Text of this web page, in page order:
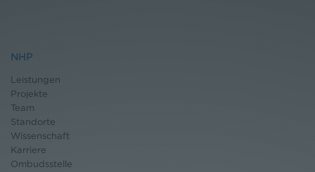
NHP
Leistungen
Projekte
Team
Standorte
Wissenschaft
Karriere
Ombudsstelle